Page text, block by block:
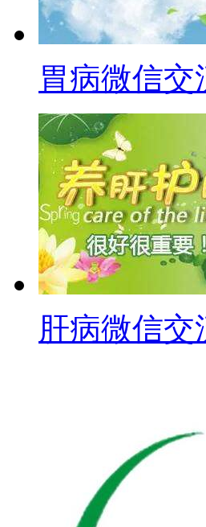
胃病微信交
肝病微信交